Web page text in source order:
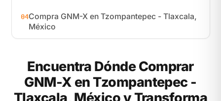
04Compra GNM-X en Tzompantepec - Tlaxcala,
México
Encuentra Dónde Comprar
GNM-X en Tzompantepec -
Tlaxcala, México y Transforma